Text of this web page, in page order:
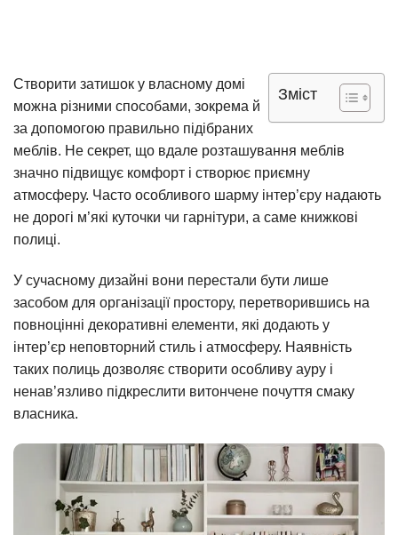
Зміст
Створити затишок у власному домі
можна різними способами, зокрема й
за допомогою правильно підібраних
меблів. Не секрет, що вдале розташування меблів
значно підвищує комфорт і створює приємну
атмосферу. Часто особливого шарму інтер’єру надають
не дорогі м’які куточки чи гарнітури, а саме книжкові
полиці.
У сучасному дизайні вони перестали бути лише
засобом для організації простору, перетворившись на
повноцінні декоративні елементи, які додають у
інтер’єр неповторний стиль і атмосферу. Наявність
таких полиць дозволяє створити особливу ауру і
ненав’язливо підкреслити витончене почуття смаку
власника.